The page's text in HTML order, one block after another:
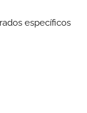
específicos